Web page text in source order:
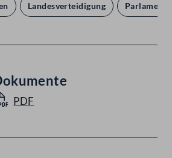
Landesverteidigung Parlament
PDF